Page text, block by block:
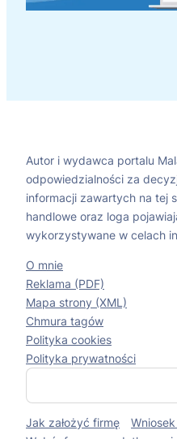
Autor i wydawca portalu
odpowiedzialności za
informacji zawartych na tej
handlowe oraz loga
wykorzystywane w celach
O mnie
Reklama (PDF)
Mapa strony (XML)
Chmura tagów
Polityka cookies
Polityka prywatności
S
k
Jak założyć firmę
Wniosek